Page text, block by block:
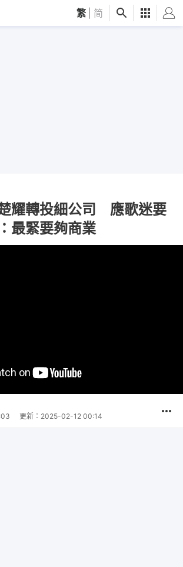
繁 简
楚耀轉投細公司 應歌迷要
最緊要夠商業
更新： 2025-02-12 00:14